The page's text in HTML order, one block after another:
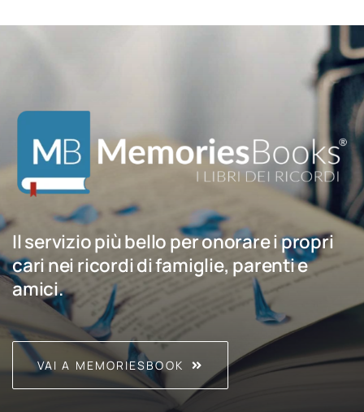
Il servizio più bello per onorare i propri
cari nei ricordi di famiglie, parenti e
amici.
VAI A MEMORIESBOOK